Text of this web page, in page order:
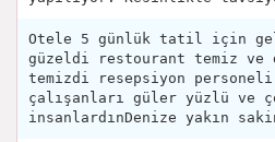
Otele 5 günlük tatil için
güzeldi restourant temiz ve
temizdi resepsiyon
çalışanları güler yüzlü ve
insanlardınDenize yakın